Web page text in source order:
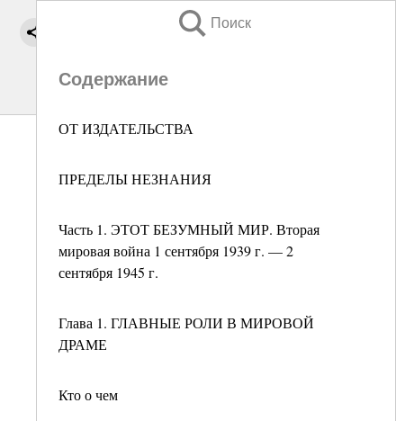
Поиск
Содержание
ОТ ИЗДАТЕЛЬСТВА
ПРЕДЕЛЫ НЕЗНАНИЯ
Часть 1. ЭТОТ БЕЗУМНЫЙ МИР. Вторая
мировая война 1 сентября 1939 г. — 2
сентября 1945 г.
Глава 1. ГЛАВНЫЕ РОЛИ В МИРОВОЙ
ДРАМЕ
Кто о чем